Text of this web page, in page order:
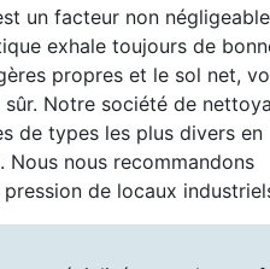
un facteur non négligeable
exhale toujours de
propres et le sol net,
Notre société de
de types les plus divers en
nous recommandons
de locaux